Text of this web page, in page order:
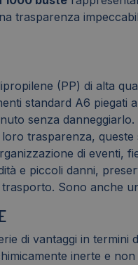
trasparenza
(PP) di alta
standard A6 piegati
senza
trasparenza,
di eventi,
e piccoli danni,
Sono anche
di vantaggi in termini
inerte e